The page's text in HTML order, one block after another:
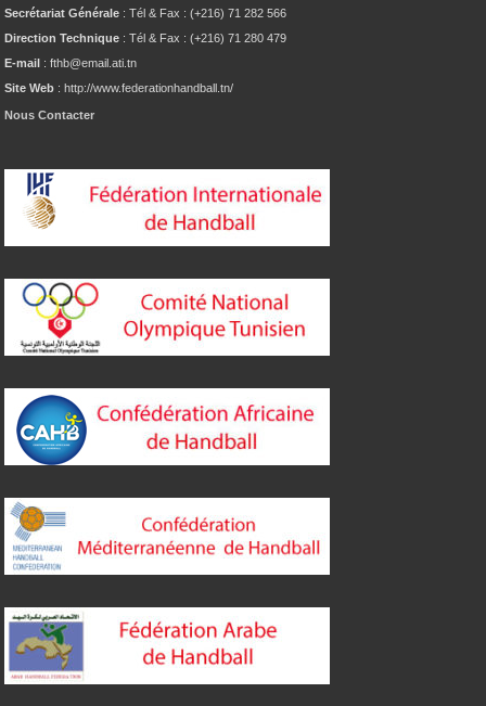
Secrétariat Générale : Tél & Fax : (+216) 71 282 566
Direction Technique : Tél & Fax : (+216) 71 280 479
E-mail : fthb@email.ati.tn
Site Web : http://www.federationhandball.tn/
Nous Contacter